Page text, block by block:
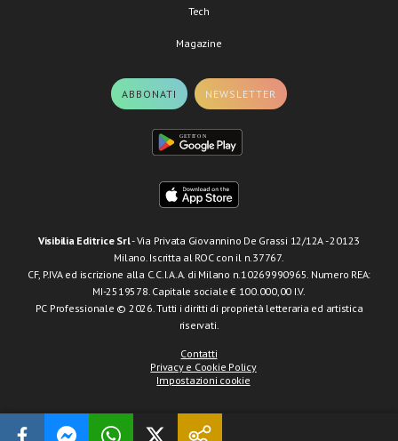
Tech
Magazine
ABBONATI NEWSLETTER
Visibilia Editrice Srl- Via Privata Giovannino De Grassi 12/12A - 20123
Milano. Iscritta al ROC con il n.37767.
CF, P.IVA ed iscrizione alla C.C.I.A.A. di Milano n.10269990965. Numero REA:
MI-2519578. Capitale sociale € 100.000,00 I.V.
PC Professionale © 2026. Tutti i diritti di proprietà letteraria ed artistica
riservati.
Contatti
Privacy e Cookie Policy
Impostazioni cookie